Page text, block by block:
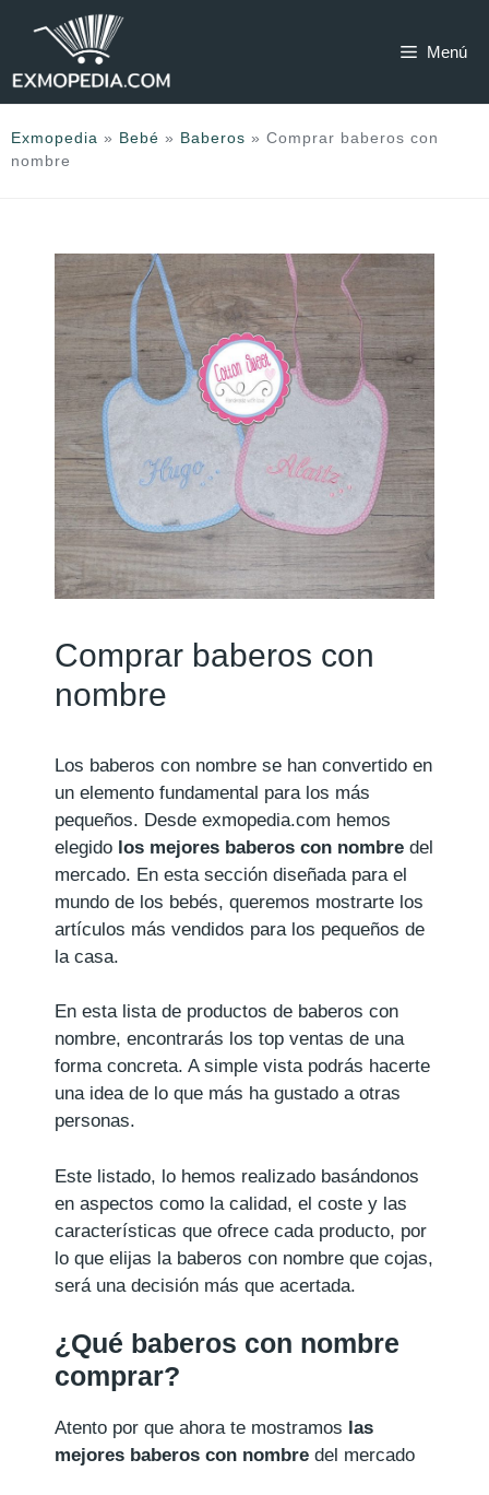
Menú
Exmopedia » Bebé » Baberos » Comprar baberos con
nombre
Comprar baberos con
nombre
Los baberos con nombre se han convertido en
un elemento fundamental para los más
pequeños. Desde exmopedia.com hemos
elegido los mejores baberos con nombre del
mercado. En esta sección diseñada para el
mundo de los bebés, queremos mostrarte los
artículos más vendidos para los pequeños de
la casa.
En esta lista de productos de baberos con
nombre, encontrarás los top ventas de una
forma concreta. A simple vista podrás hacerte
una idea de lo que más ha gustado a otras
personas.
Este listado, lo hemos realizado basándonos
en aspectos como la calidad, el coste y las
características que ofrece cada producto, por
lo que elijas la baberos con nombre que cojas,
será una decisión más que acertada.
¿Qué baberos con nombre
comprar?
Atento por que ahora te mostramos las
mejores baberos con nombre del mercado